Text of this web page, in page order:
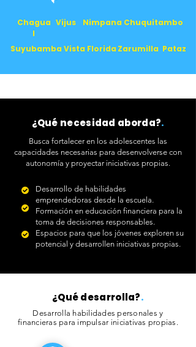
Chagua
l
Vijus Nimpana Chuquitambo
Suyubamba Vista Florida Zarumilla Pataz
¿Qué necesidad aborda?.
Busca fortalecer en los adolescentes las
capacidades necesarias para desenvolverse con
autonomía y proyectar iniciativas propias.
Desarrollo de habilidades
emprendedoras desde la escuela.
Formación en educación financiera para la
toma de decisiones responsables.
Espacios para que los jóvenes exploren su
potencial y desarrollen iniciativas propias.
¿Qué desarrolla?.
Desarrolla habilidades personales y
financieras para impulsar iniciativas propias.